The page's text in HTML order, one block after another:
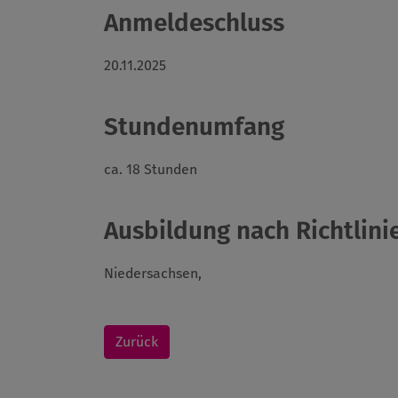
Anmeldeschluss
20.11.2025
Stundenumfang
ca. 18 Stunden
Ausbildung nach
Niedersachsen,
Zurück